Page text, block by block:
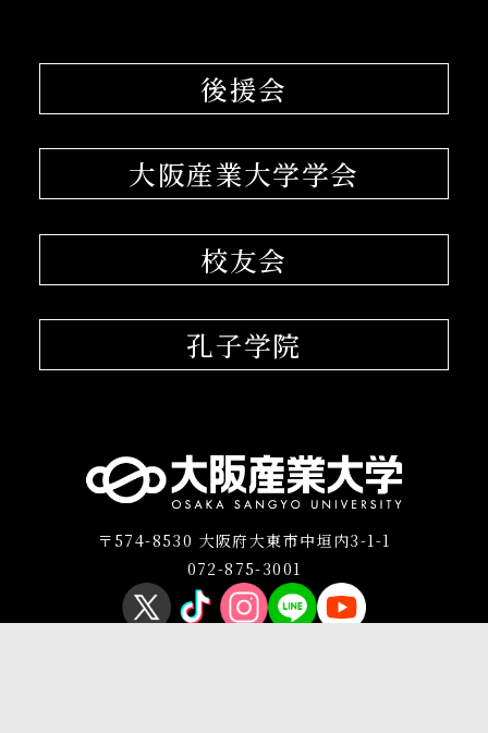
後援会
大阪産業大学学会
校友会
孔子学院
〒574-8530 大阪府大東市中垣内3-1-1
072-875-3001